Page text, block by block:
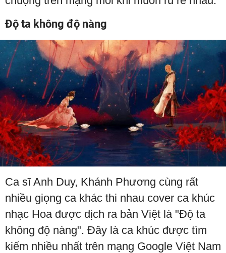
Độ ta không độ nàng
Ca sĩ Anh Duy, Khánh Phương cùng rất
nhiều giọng ca khác thi nhau cover ca khúc
nhạc Hoa được dịch ra bản Việt là "Độ ta
không độ nàng". Đây là ca khúc được tìm
kiếm nhiều nhất trên mạng Google Việt Nam